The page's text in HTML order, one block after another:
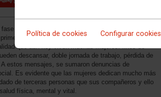
Política de cookies Configurar cookies
de esta campaña que se inició el 13 de marzo.
mensajes en Twitter. El sindicato publicó
que aún hoy viven muchas mujeres: fines de
descansar, doble jornada de trabajo, pérdida de
estos mensajes, se sumaron denuncias de
Es evidente que las mujeres dedican mucho más
de terceras personas que sus compañeros y ello
física, mental y vital.